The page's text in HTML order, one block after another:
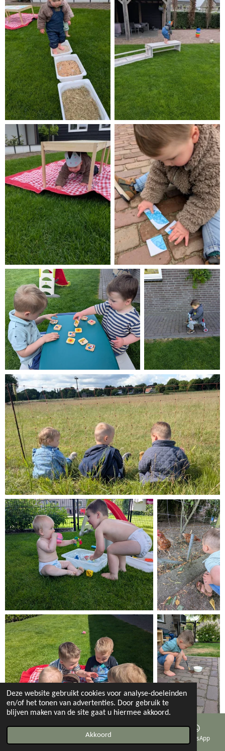
Deze website gebruikt cookies voor analyse-doeleinden
en/of het tonen van advertenties. Door gebruik te
blijven maken van de site gaat u hiermee akkoord.
Akkoord
Telefoonnummer WhatsApp